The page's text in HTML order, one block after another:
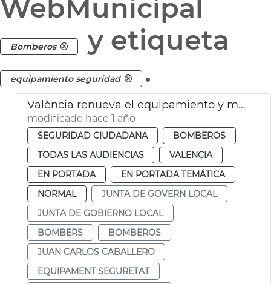
WebMunicipal
Bomberos y etiqueta
equipamiento seguridad .
València renueva el equipamiento y material de seguridad de Bomberos
modificado hace 1 año
SEGURIDAD CIUDADANA
BOMBEROS
TODAS LAS AUDIENCIAS
VALENCIA
EN PORTADA
EN PORTADA TEMÁTICA
NORMAL
JUNTA DE GOVERN LOCAL
JUNTA DE GOBIERNO LOCAL
BOMBERS
BOMBEROS
JUAN CARLOS CABALLERO
EQUIPAMENT SEGURETAT